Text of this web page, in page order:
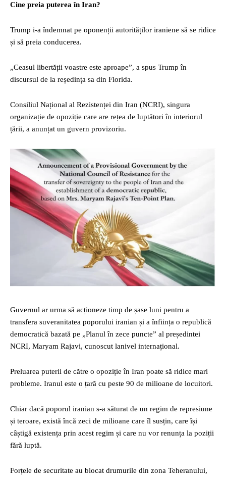
Cine preia puterea în Iran?
Trump i-a îndemnat pe oponenții autorităților iraniene să se ridice
și să preia conducerea.
„Ceasul libertății voastre este aproape”, a spus Trump în
discursul de la reședința sa din Florida.
Consiliul Național al Rezistenței din Iran (NCRI), singura
organizație de opoziție care are rețea de luptători în interiorul
țării, a anunțat un guvern provizoriu.
Guvernul ar urma să acționeze timp de șase luni pentru a
transfera suveranitatea poporului iranian și a înființa o republică
democratică bazată pe „Planul în zece puncte” al președintei
NCRI, Maryam Rajavi, cunoscut lanivel internațional.
Preluarea puterii de către o opoziție în Iran poate să ridice mari
probleme. Iranul este o țară cu peste 90 de milioane de locuitori.
Chiar dacă poporul iranian s-a săturat de un regim de represiune
și teroare, există încă zeci de milioane care îl susțin, care își
câștigă existența prin acest regim și care nu vor renunța la poziții
fără luptă.
Forțele de securitate au blocat drumurile din zona Teheranului,